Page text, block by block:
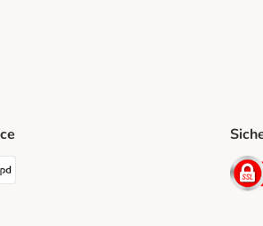
Shipping Method